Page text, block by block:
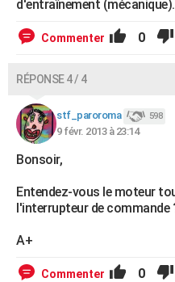
d'entraînement (mécanique).
Commenter 0
RÉPONSE 4 / 4
stf_paroroma 598
9 févr. 2013 à 23:14
Bonsoir,
Entendez-vous le moteur
l'interrupteur de commande
A+
Commenter 0